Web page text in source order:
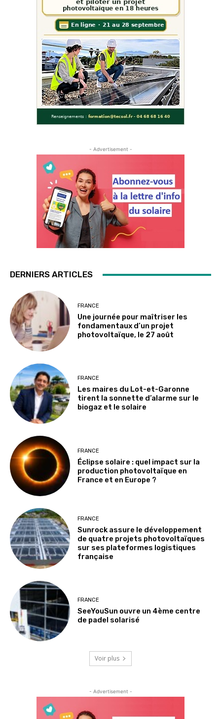
- Advertisement -
DERNIERS ARTICLES
FRANCE
Une journée pour maîtriser les
fondamentaux d’un projet
photovoltaïque, le 27 août
FRANCE
Les maires du Lot-et-Garonne
tirent la sonnette d’alarme sur le
biogaz et le solaire
FRANCE
Éclipse solaire : quel impact sur la
production photovoltaïque en
France et en Europe ?
FRANCE
Sunrock assure le développement
de quatre projets photovoltaïques
sur ses plateformes logistiques
française
FRANCE
SeeYouSun ouvre un 4ème centre
de padel solarisé
Voir plus
- Advertisement -